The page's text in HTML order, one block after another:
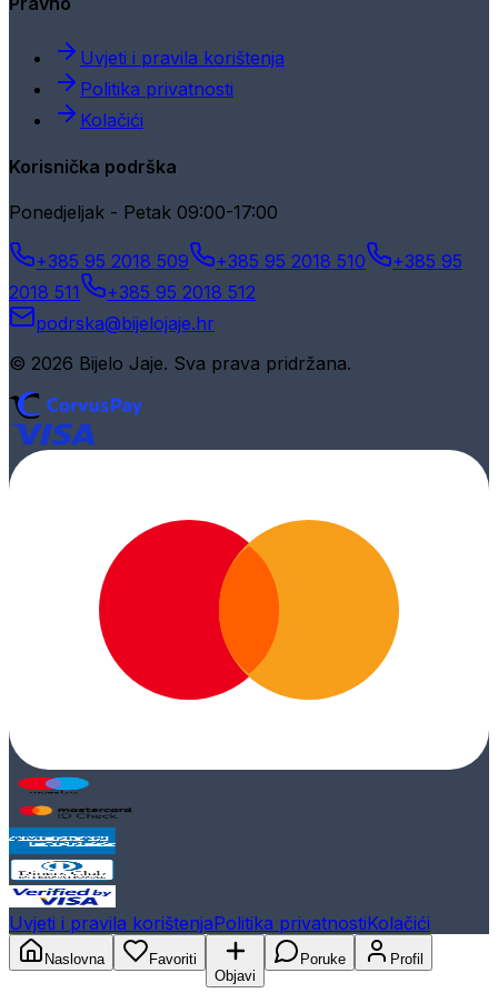
Uvjeti i pravila korištenja
Politika privatnosti
Kolačići
Korisnička podrška
Ponedjeljak - Petak 09:00-17:00
+385 95 2018 509 +385 95 2018 510
+385 95
2018 511
+385 95 2018 512
podrska@bijelojaje.hr
© 2026 Bijelo Jaje. Sva prava pridržana.
Uvjeti i pravila korištenjaPolitika privatnostiKolačići
Naslovna
Favoriti
Objavi
Poruke Profil